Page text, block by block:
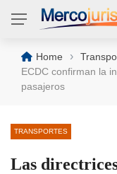
Home ›
ECDC confirman la
pasajeros
TRANSPORTES
Las